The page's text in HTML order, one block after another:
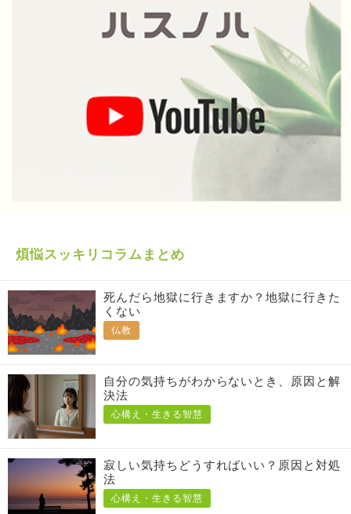
煩悩スッキリコラムまとめ
死んだら地獄に行きますか？地獄に行きた
くない
仏教
自分の気持ちがわからないとき、原因と解
決法
心構え・生きる智慧
寂しい気持ちどうすればいい？原因と対処
法
心構え・生きる智慧